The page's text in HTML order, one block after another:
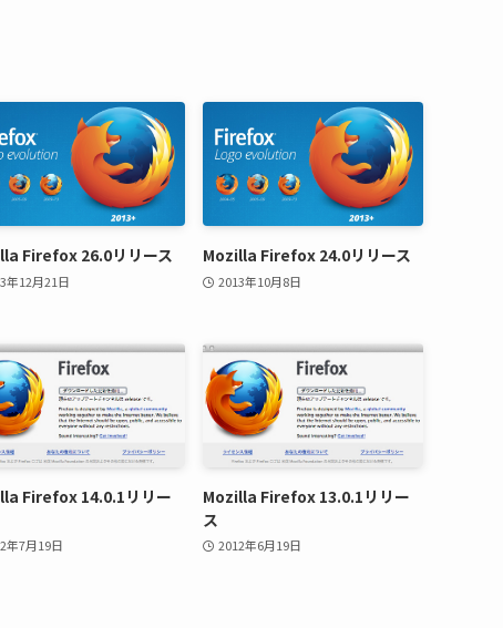
Firefox 26.0リリース
年12月21日
Mozilla Firefox 24.0リリース
2013年10月8日
Firefox 14.0.1リリー
年7月19日
Mozilla Firefox 13.0.1リリー
ス
2012年6月19日